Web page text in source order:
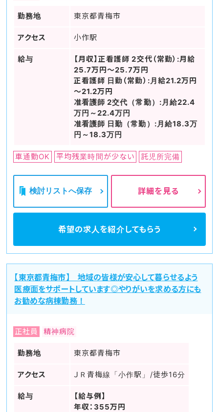
勤務地 東京都青梅市
アクセス 小作駅
給与
【月収】正看護師 2交代（常勤）:月給
25.7万円～25.7万円
正看護師 日勤（常勤）:月給21.2万円
～21.2万円
准看護師 2交代（常勤）:月給22.4
万円～22.4万円
准看護師 日勤（常勤）:月給18.3万
円～18.3万円
車通勤OK 平均残業時間が少ない 託児所完備
検討リストへ保存 詳細を見る
希望の求人を紹介してもらう
【東京都青梅市】 地域の皆様が安心して暮らせるよう
医療面をサポートしています◎やりがいを求める方にも
お勧めな病棟勤務！
正社員 精神病院
勤務地 東京都青梅市
アクセス ＪＲ青梅線「小作駅」/徒歩16分
給与
【給与例】
年収：355万円